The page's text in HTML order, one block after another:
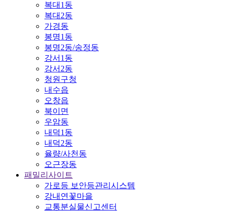
복대1동
복대2동
가경동
봉명1동
봉명2동/송정동
강서1동
강서2동
청원구청
내수읍
오창읍
북이면
우암동
내덕1동
내덕2동
율량/사천동
오근장동
패밀리사이트
가로등 보안등관리시스템
강내연꽃마을
교통분실물신고센터